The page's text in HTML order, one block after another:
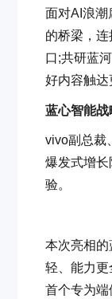
面对AI浪潮
的桥梁，
口;共研蓝
好内容触达
蓝心智能
vivo副总裁
爆发式增
验。
本次亮相
轻、能力
首个专为端